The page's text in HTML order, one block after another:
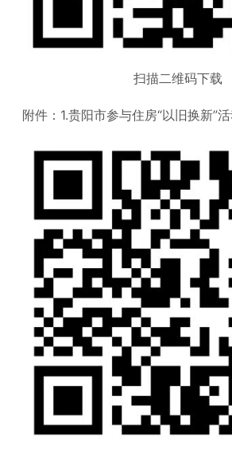
扫描二维码下载
附件：1.贵阳市参与住房“以旧换新”